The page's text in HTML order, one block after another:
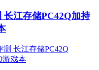
江存储PC42Q加持